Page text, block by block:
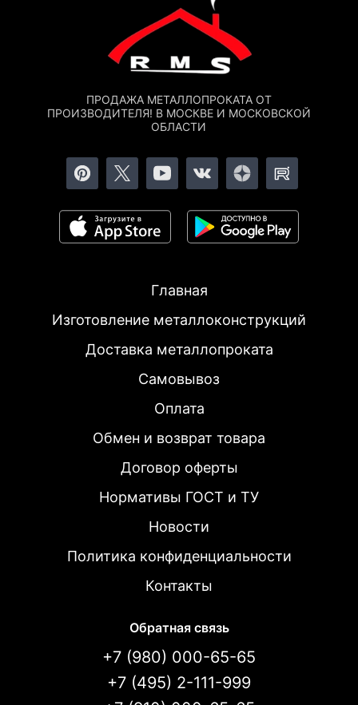
ПРОДАЖА МЕТАЛЛОПРОКАТА ОТ
ПРОИЗВОДИТЕЛЯ! В МОСКВЕ И МОСКОВСКОЙ
ОБЛАСТИ
Главная
Изготовление металлоконструкций
Доставка металлопроката
Самовывоз
Оплата
Обмен и возврат товара
Договор оферты
Нормативы ГОСТ и ТУ
Новости
Политика конфиденциальности
Контакты
Обратная связь
+7 (980) 000-65-65
+7 (495) 2-111-999